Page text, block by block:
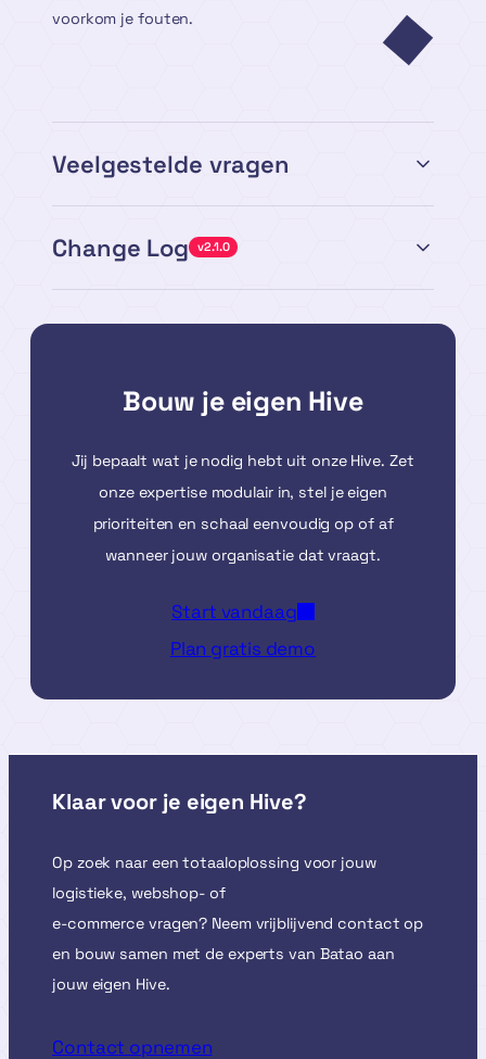
voorkom je fouten.
Veelgestelde vragen
Change Log v2.1.0
Bouw je eigen Hive
Jij bepaalt wat je nodig hebt uit onze Hive. Zet
onze expertise modulair in, stel je eigen
prioriteiten en schaal eenvoudig op of af
wanneer jouw organisatie dat vraagt.
Start vandaag
Plan gratis demo
Klaar voor je eigen Hive?
Op zoek naar een totaaloplossing voor jouw
logistieke, webshop- of
e-commerce vragen? Neem vrijblijvend contact op
en bouw samen met de experts van Batao aan
jouw eigen Hive.
Contact opnemen